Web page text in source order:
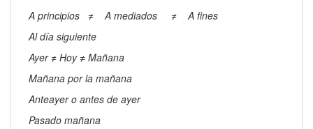
A principios ≠ A mediados ≠
A fines
Al día siguiente
Ayer ≠ Hoy ≠ Mañana
Mañana por la mañana
Anteayer o antes de ayer
Pasado mañana